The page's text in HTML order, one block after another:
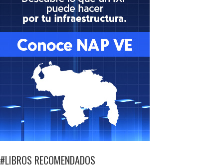
#LIBROS RECOMENDADOS